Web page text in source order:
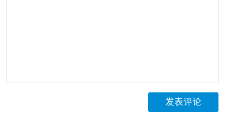
发表评论